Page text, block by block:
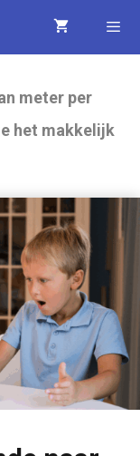
meter per
het makkelijk